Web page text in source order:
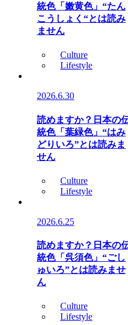
統色「嫩黄色」“たん
こうしょく“とは読み
ません
Culture
Lifestyle
2026.6.30
読めますか？日本の
統色「葉緑色」“はみ
どりいろ”とは読みま
せん
Culture
Lifestyle
2026.6.25
読めますか？日本の
統色「呉須色」“ごし
ゅいろ”とは読みませ
ん
Culture
Lifestyle